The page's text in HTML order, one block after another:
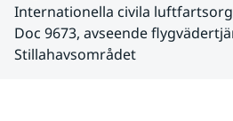
Internationella civila
Doc 9673, avseende
Stillahavsområdet